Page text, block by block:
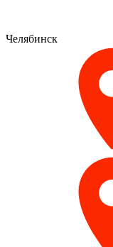
Челябинск